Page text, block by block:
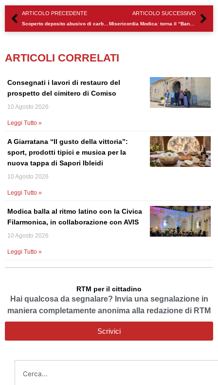
Precedente
ARTICOLO PRECEDENTE ARTICOLO SUCCESSIVO
ARTICOLI CORRELATI
Consegnati i lavori di restauro del
prospetto del cimitero di Comiso
10 Agosto 2026
Leggi Tutto »
A Giarratana “Il gusto della vittoria”:
sport, prodotti tipici e musica per la
nuova tappa di Sapori Ibleidi
10 Agosto 2026
Leggi Tutto »
Modica balla al ritmo latino con la Civica
Filarmonica, in collaborazione con AVIS
10 Agosto 2026
Leggi Tutto »
RTM per il cittadino
Hai qualcosa da segnalare? Invia una segnalazione in
maniera completamente anonima alla redazione di RTM
Scrivici